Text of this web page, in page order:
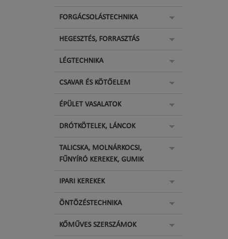
FORGÁCSOLÁSTECHNIKA
HEGESZTÉS, FORRASZTÁS
LÉGTECHNIKA
CSAVAR ÉS KÖTŐELEM
ÉPÜLET VASALATOK
DRÓTKÖTELEK, LÁNCOK
TALICSKA, MOLNÁRKOCSI,
FŰNYÍRÓ KEREKEK, GUMIK
IPARI KEREKEK
ÖNTÖZÉSTECHNIKA
KŐMŰVES SZERSZÁMOK